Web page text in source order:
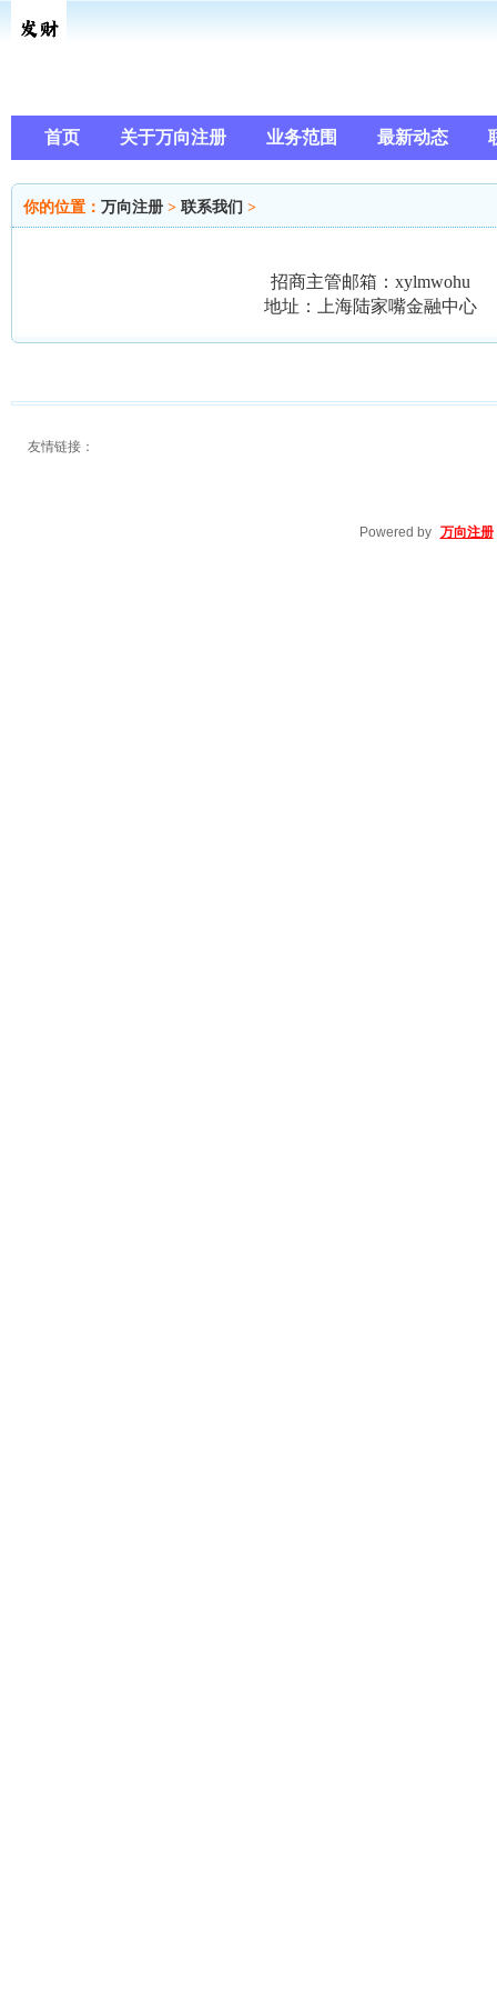
首页 关于万向注册 业务范围 最新动态
你的位置： 万向注册 > 联系我们 >
招商主管邮箱：xylmwohu
地址：上海陆家嘴金融中心
友情链接：
Powered by 万向注册